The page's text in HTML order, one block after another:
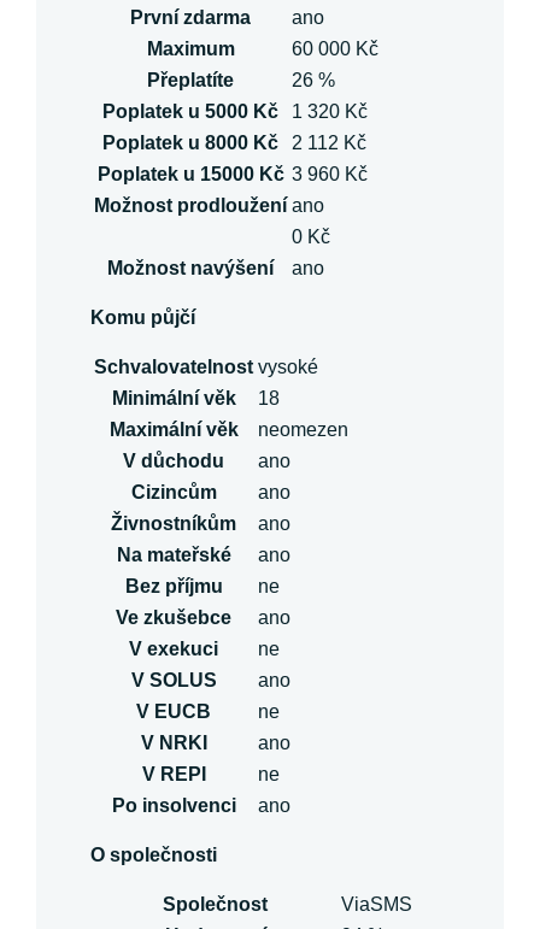
První zdarma
ano
Maximum
60 000 Kč
Přeplatíte
26 %
Poplatek u 5000 Kč
1 320 Kč
Poplatek u 8000 Kč
2 112 Kč
Poplatek u 15000 Kč 3 960 Kč
Možnost prodloužení ano
0 Kč
Možnost navýšení
ano
Komu půjčí
Schvalovatelnost vysoké
Minimální věk
18
Maximální věk
neomezen
V důchodu
ano
Cizincům
ano
Živnostníkům
ano
Na mateřské
ano
Bez příjmu
ne
Ve zkušebce
ano
V exekuci
ne
V SOLUS
ano
V EUCB
ne
V NRKI
ano
V REPI
ne
Po insolvenci
ano
O společnosti
Společnost
ViaSMS